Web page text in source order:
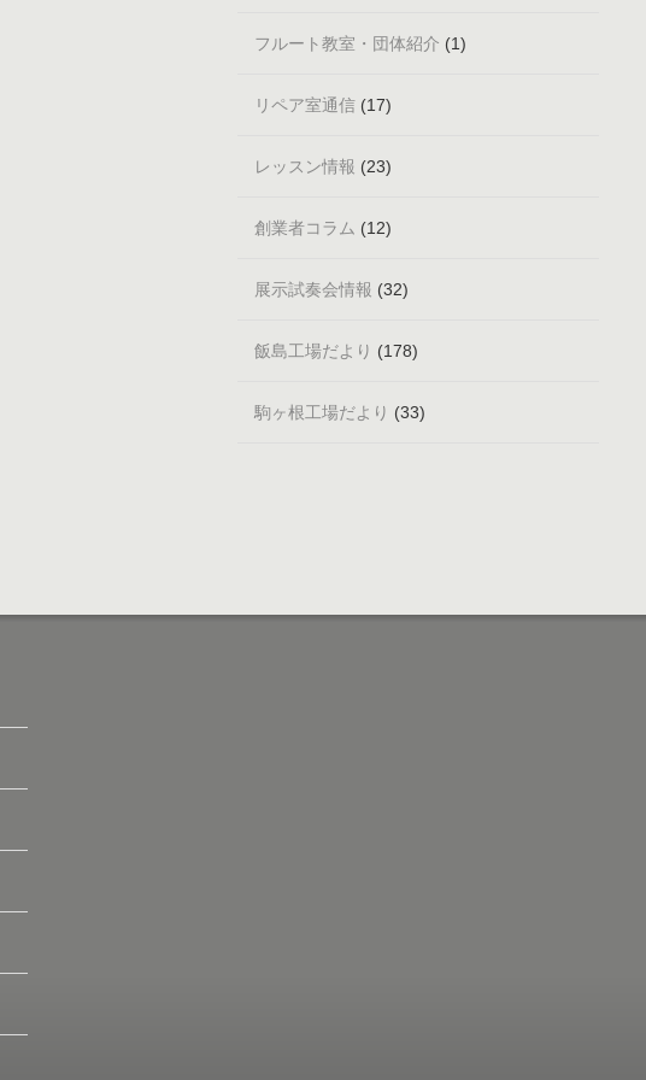
フルート教室・団体紹介 (1)
リペア室通信(17)
レッスン情報 (23)
創業者コラム (12)
展示試奏会情報 (32)
飯島工場だより (178)
駒ヶ根工場だより (33)